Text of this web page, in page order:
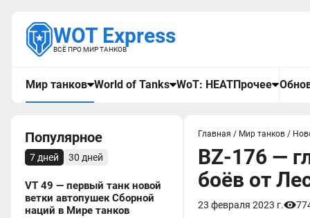
WOT Express
ВСЁ ПРО МИР ТАНКОВ
Мир танков World of Tanks WoT: HEATПрочее
Популярное
7 дней 30 дней
VT 49 — первый танк новой
ветки автопушек Сборной
наций в Мире танков
Главная / Мир танков /
BZ-176 —
боёв от
23 февраля 2023 г.